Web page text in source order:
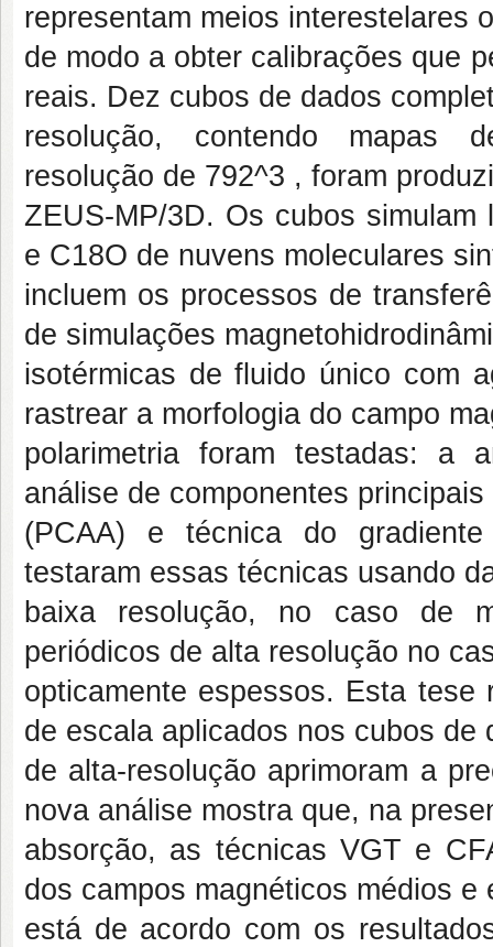
representam meios interestelares
de modo a obter calibrações que
reais. Dez cubos de dados
resolução, contendo mapas
resolução de 792^3 , foram
ZEUS-MP/3D. Os cubos
e C18O de nuvens moleculares
incluem os processos de
de simulações
isotérmicas de fluido único com
rastrear a morfologia do campo
polarimetria foram testadas: a
análise de componentes
(PCAA) e técnica do
testaram essas técnicas usando
baixa resolução, no caso de
periódicos de alta resolução no
opticamente espessos. Esta tese
de escala aplicados nos cubos de
de alta-resolução aprimoram a
nova análise mostra que, na
absorção, as técnicas VGT e
dos campos magnéticos médios e
está de acordo com os